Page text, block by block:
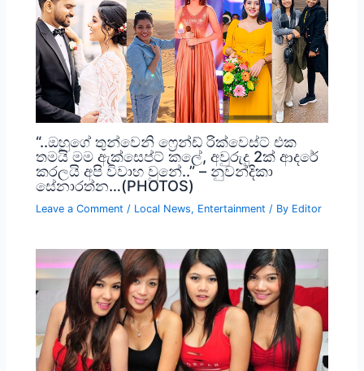
“..ඔහුගේ තුන්වෙනි ෆ්‍රෙන්ඩ් රික්වෙස්ට් එක
තමයි මම ඇක්සෙප්ට් කලේ, අවුරුදු 2ක් ආදරේ
කරලයි අපි විවාහ වුනේ..” – නුවන්දිකා
සේනාරත්න…(PHOTOS)
Leave a Comment / Local News, Entertainment / By Editor